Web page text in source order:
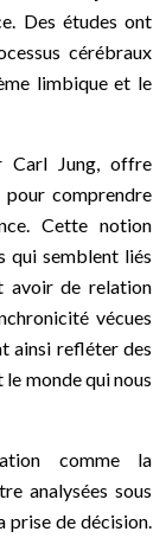
Des études ont
cérébraux
limbique et le
Carl Jung, offre
comprendre
Cette notion
qui semblent liés
avoir de relation
vécues
ainsi refléter des
monde qui nous
comme la
analysées sous
prise de décision.